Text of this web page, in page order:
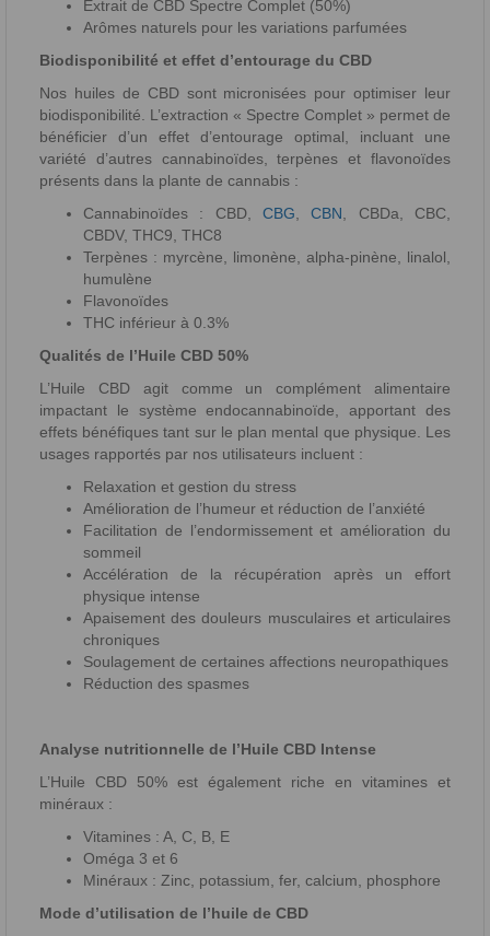
Extrait de CBD Spectre Complet (50%)
Arômes naturels pour les variations parfumées
Biodisponibilité et effet d’entourage du CBD
Nos huiles de CBD sont micronisées pour optimiser leur
biodisponibilité. L’extraction « Spectre Complet » permet de
bénéficier d’un effet d’entourage optimal, incluant une
variété d’autres cannabinoïdes, terpènes et flavonoïdes
présents dans la plante de cannabis :
Cannabinoïdes : CBD, CBG ,CBN , CBDa, CBC,
CBDV, THC9, THC8
Terpènes : myrcène, limonène, alpha-pinène, linalol,
humulène
Flavonoïdes
THC inférieur à 0.3%
Qualités de l’Huile CBD 50%
L’Huile CBD agit comme un complément alimentaire
impactant le système endocannabinoïde, apportant des
effets bénéfiques tant sur le plan mental que physique. Les
usages rapportés par nos utilisateurs incluent :
Relaxation et gestion du stress
Amélioration de l’humeur et réduction de l’anxiété
Facilitation de l’endormissement et amélioration du
sommeil
Accélération de la récupération après un effort
physique intense
Apaisement des douleurs musculaires et articulaires
chroniques
Soulagement de certaines affections neuropathiques
Réduction des spasmes
Analyse nutritionnelle de l’Huile CBD Intense
L’Huile CBD 50% est également riche en vitamines et
minéraux :
Vitamines : A, C, B, E
Oméga 3 et 6
Minéraux : Zinc, potassium, fer, calcium, phosphore
Mode d’utilisation de l’huile de CBD